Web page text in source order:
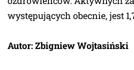
występujących obecnie, jest
Autor: Zbigniew Wojtasiński